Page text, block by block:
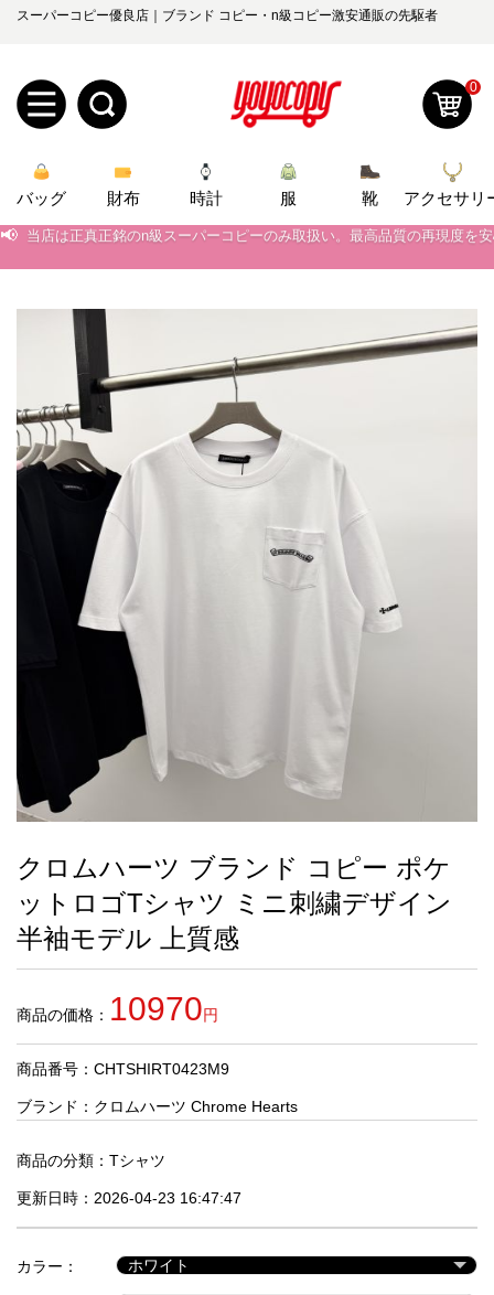
スーパーコピー優良店｜ブランド コピー・n級コピー激安通販の先駆者
規
登
ロ
ー
ダ
お
知
yoyocopys@gmail.com
2026人気特集
バッグ
財布
時計
ズボン
衣装セット
住まい用品
アクセサリー
ベルト
スカーフ
アイフォーンケ
ース
小物
製
品
お
す
す
め
商
人
気
商
セ
ル
0
バッグ 財布 時計 服 靴 アクセサリ
当店は正真正銘のn級スーパーコピーのみ取扱い。最高品質の再現度を
当店は正真正銘のn級スーパーコピーのみ取扱い。最高品質の再現度を
2026春の新作続々更新中！期間中のご注文でお得な割引をご利用いただ
📢 新作入荷！ルイ・ヴィトンスーパーコピー バッグ最新モデルが登場。
クロムハーツ ブランド コピー ポケ
ットロゴTシャツ ミニ刺繍デザイン
半袖モデル 上質感
商品の価格： 10970円
商品番号：CHTSHIRT0423M9
ブランド： クロムハーツ Chrome Hearts
商品の分類： Tシャツ
更新日時：2026-04-23 16:47:47
カラー：